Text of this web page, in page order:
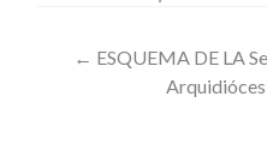
Post
navigation
← ESQUEMA DE LA